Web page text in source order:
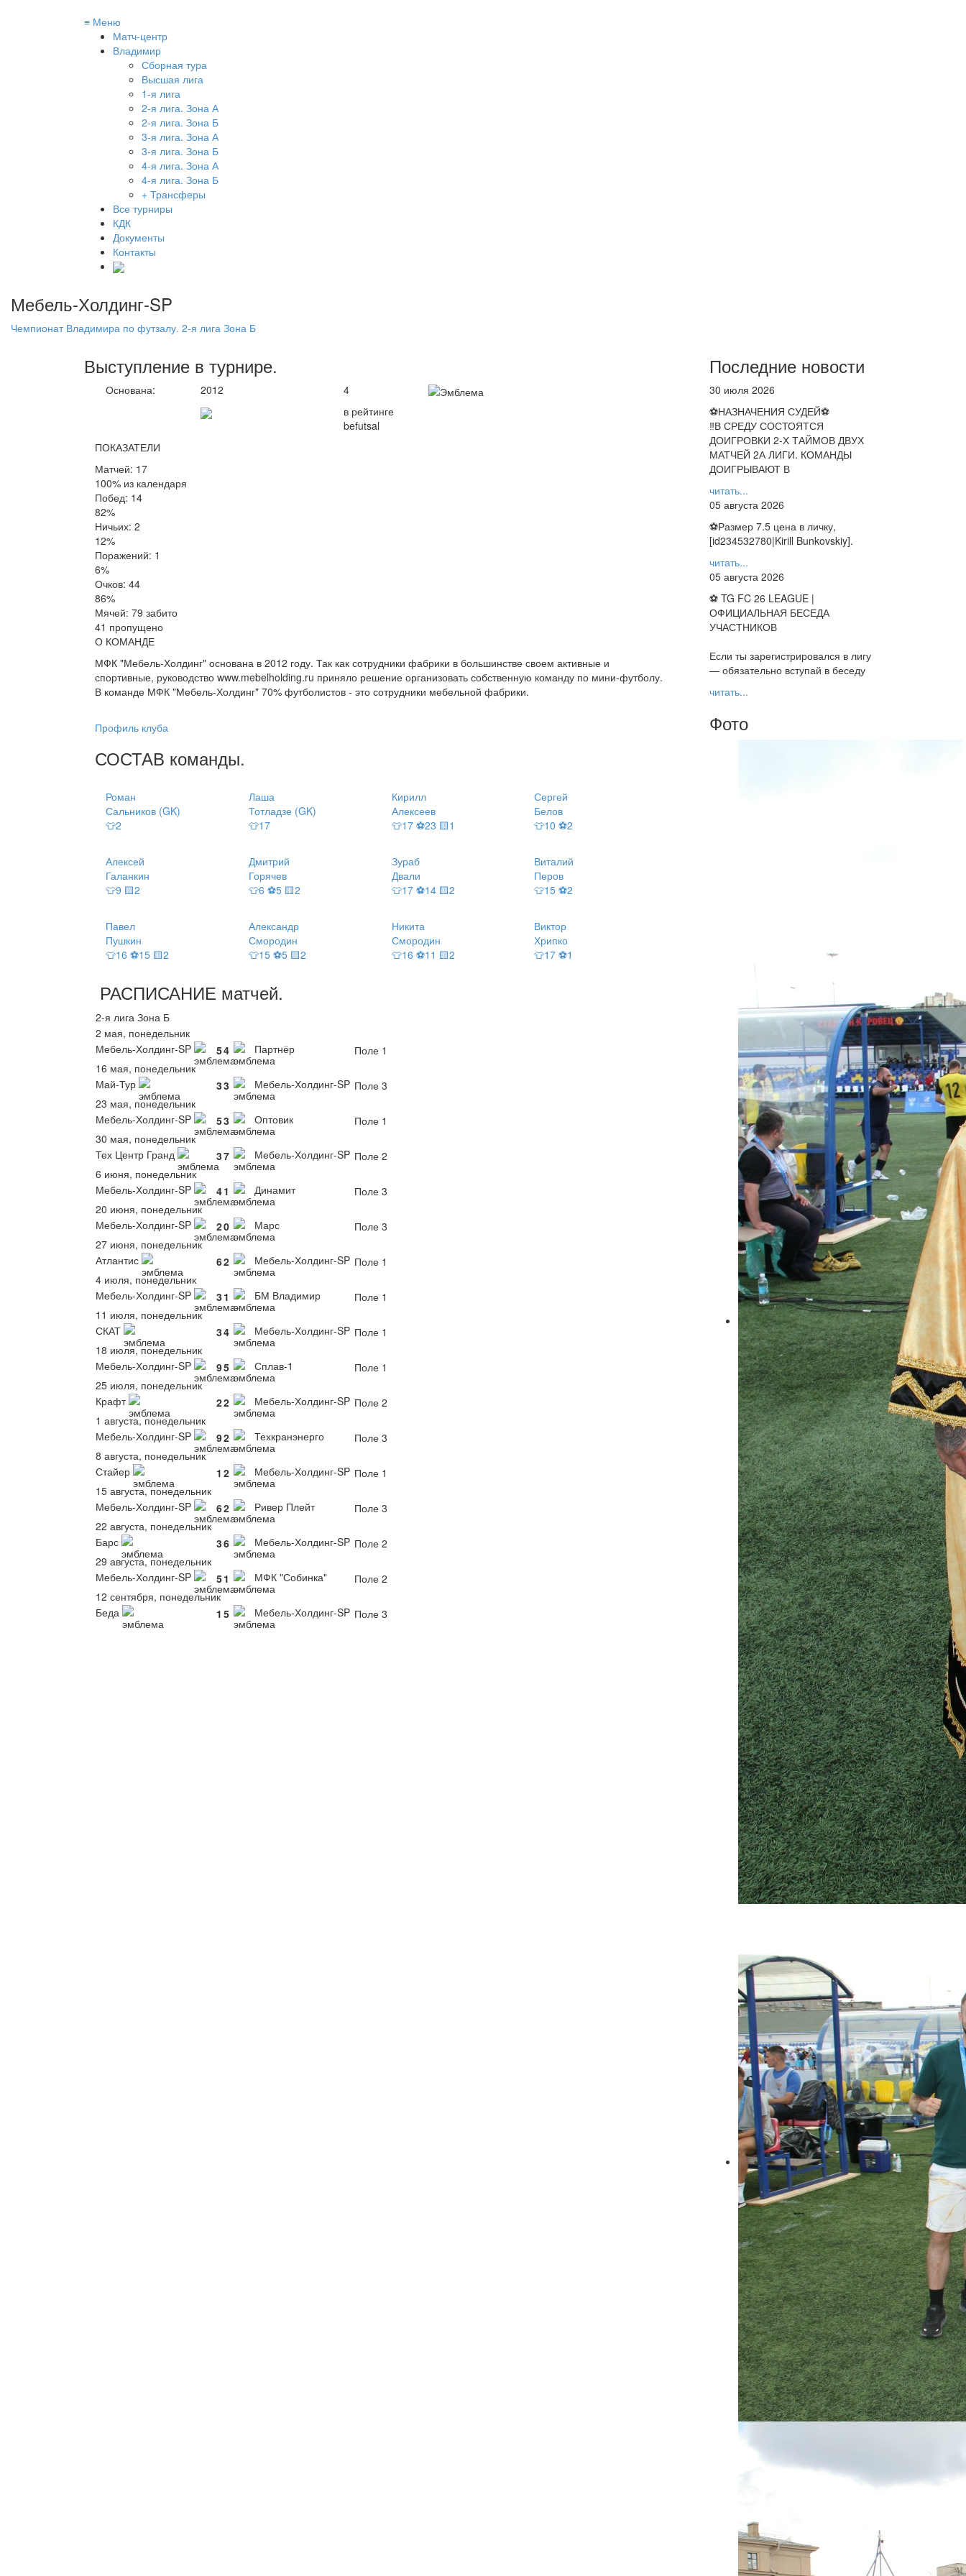
≡ Меню
Матч-центр
Владимир
Сборная тура
Высшая лига
1-я лига
2-я лига. Зона А
2-я лига. Зона Б
3-я лига. Зона А
3-я лига. Зона Б
4-я лига. Зона А
4-я лига. Зона Б
+ Трансферы
Все турниры
КДК
Документы
Контакты
Мебель-Холдинг-SP
Чемпионат Владимира по футзалу. 2-я лига Зона Б
Выступление в турнире.
Основана: 2012
4
в рейтинге
befutsal
ПОКАЗАТЕЛИ
Матчей: 17
100% из календаря
Побед: 14
82%
Ничьих: 2
12%
Поражений: 1
6%
Очков: 44
86%
Мячей: 79 забито
41 пропущено
О КОМАНДЕ
МФК "Мебель-Холдинг" основана в 2012 году. Так как сотрудники фабрики в большинстве своем активные и
спортивные, руководство www.mebelholding.ru приняло решение организовать собственную команду по мини-футболу.
В команде МФК "Мебель-Холдинг" 70% футболистов - это сотрудники мебельной фабрики.
Профиль клуба
СОСТАВ команды.
Роман
Сальников (GK)
👕2
Лаша
Тотладзе (GK)
👕17
Кирилл
Алексеев
👕17 ⚽23 🟨1
Сергей
Белов
👕10 ⚽2
Алексей
Галанкин
👕9 🟨2
Дмитрий
Горячев
👕6 ⚽5 🟨2
Зураб
Двали
👕17 ⚽14 🟨2
Виталий
Перов
👕15 ⚽2
Павел
Пушкин
👕16 ⚽15 🟨2
Александр
Смородин
👕15 ⚽5 🟨2
Никита
Смородин
👕16 ⚽11 🟨2
Виктор
Хрипко
👕17 ⚽1
РАСПИСАНИЕ матчей.
2-я лига Зона Б
2 мая, понедельник
Мебель-Холдинг-SP
54 Партнёр
Поле 1
16 мая, понедельник
Май-Тур
33 Мебель-Холдинг-SP Поле 3
23 мая, понедельник
Мебель-Холдинг-SP
53 Оптовик
Поле 1
30 мая, понедельник
Тех Центр Гранд
37 Мебель-Холдинг-SP Поле 2
6 июня, понедельник
Мебель-Холдинг-SP
41 Динамит
Поле 3
20 июня, понедельник
Мебель-Холдинг-SP
20 Марс
Поле 3
27 июня, понедельник
Атлантис
62 Мебель-Холдинг-SP Поле 1
4 июля, понедельник
Мебель-Холдинг-SP
31 БМ Владимир
Поле 1
11 июля, понедельник
СКАТ
34 Мебель-Холдинг-SP Поле 1
18 июля, понедельник
Мебель-Холдинг-SP
95 Сплав-1
Поле 1
25 июля, понедельник
Крафт
22 Мебель-Холдинг-SP Поле 2
1 августа, понедельник
Мебель-Холдинг-SP
92 Техкранэнерго
Поле 3
8 августа, понедельник
Стайер
1 2 Мебель-Холдинг-SP Поле 1
15 августа, понедельник
Мебель-Холдинг-SP
62 Ривер Плейт
Поле 3
22 августа, понедельник
Барс
36 Мебель-Холдинг-SP Поле 2
29 августа, понедельник
Мебель-Холдинг-SP
51 МФК "Собинка"
Поле 2
12 сентября, понедельник
Беда
1 5 Мебель-Холдинг-SP Поле 3
Последние новости
30 июля 2026
⚽НАЗНАЧЕНИЯ СУДЕЙ⚽
‼В СРЕДУ СОСТОЯТСЯ
ДОИГРОВКИ 2-Х ТАЙМОВ ДВУХ
МАТЧЕЙ 2А ЛИГИ. КОМАНДЫ
ДОИГРЫВАЮТ В
читать...
05 августа 2026
⚽️Размер 7.5 цена в личку,
[id234532780|Kirill Bunkovskiy].
читать...
05 августа 2026
⚽ TG FC 26 LEAGUE |
ОФИЦИАЛЬНАЯ БЕСЕДА
УЧАСТНИКОВ
Если ты зарегистрировался в лигу
— обязательно вступай в беседу
читать...
Фото